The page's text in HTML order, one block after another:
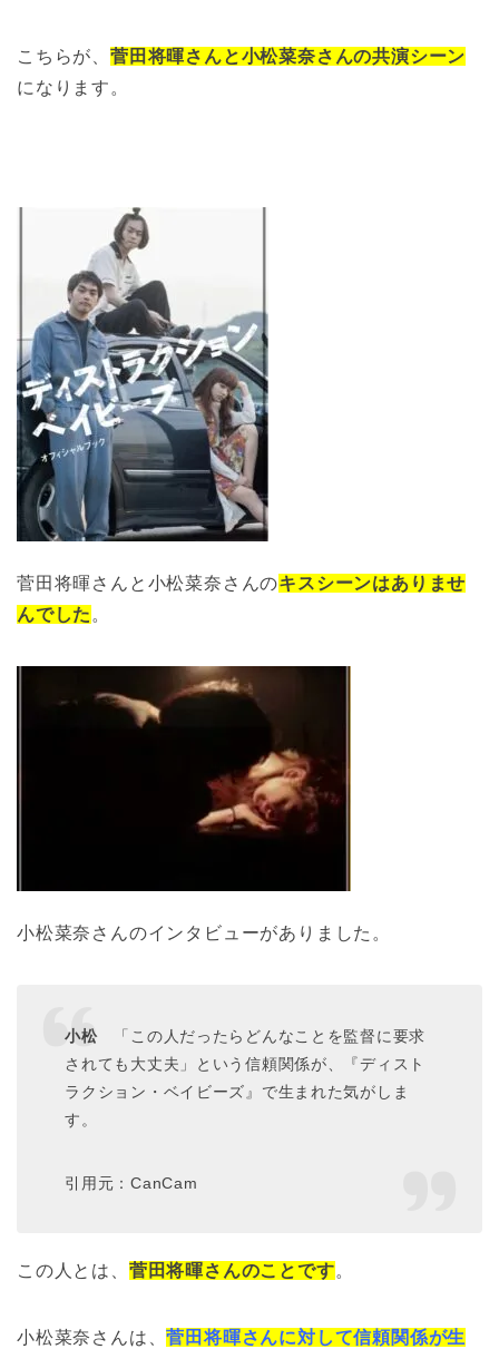
こちらが、 菅田将暉さんと小松菜奈さんの共演シーン
になります。
菅田将暉さんと小松菜奈さんのキスシーンはありませ
んでした 。
小松菜奈さんのインタビューがありました。
小松「この人だったらどんなことを監督に要求
されても大丈夫」という信頼関係が、『ディスト
ラクション・ベイビーズ』で生まれた気がしま
す。
引用元：CanCam
この人とは、 菅田将暉さんのことです。
小松菜奈さんは、菅田将暉さんに対して信頼関係が生